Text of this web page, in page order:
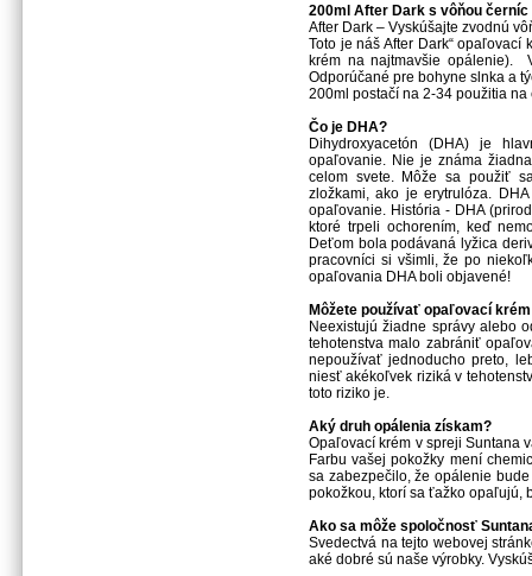
200ml After Dark s vôňou
After Dark – Vyskúšajte zvodnú
Toto je náš After Dark“
krém na najtmavšie opálenie).
Odporúčané pre bohyne slnka a
200ml postačí na 2-34 použitia na
Čo je DHA?
Dihydroxyacetón (DHA) je
opaľovanie. Nie je známa
celom svete. Môže sa použiť
zložkami, ako je erytrulóza.
opaľovanie. História - DHA
ktoré trpeli ochorením, keď
Deťom bola podávaná lyžica
pracovníci si všimli, že po
opaľovania DHA boli objavené!
Môžete používať opaľovací
Neexistujú žiadne správy alebo
tehotenstva malo zabrániť
nepoužívať jednoducho preto,
niesť akékoľvek riziká v
toto riziko je.
Aký druh opálenia získam?
Opaľovací krém v spreji Suntana
Farbu vašej pokožky mení
sa zabezpečilo, že opálenie
pokožkou, ktorí sa ťažko opaľujú,
Ako sa môže spoločnosť
Svedectvá na tejto webovej
aké dobré sú naše výrobky.